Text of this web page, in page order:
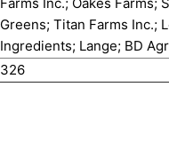
Greens; Titan Farms Inc.;
Ingredients; Lange; BD
326